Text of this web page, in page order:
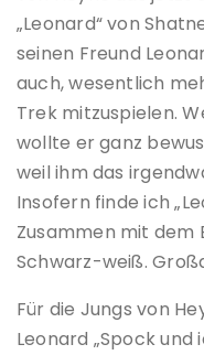
„Leonard“ von
seinen Freund
auch, wesentlich
Trek mitzuspielen.
wollte er ganz
weil ihm das
Insofern finde ich
Zusammen mit dem
Schwarz-weiß.
Für die Jungs von
Leonard „Spock und